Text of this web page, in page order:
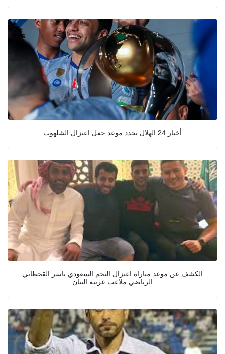
أخبار 24 الهلال يحدد موعد حفل اعتزال الشلهوب
الكشف عن موعد مباراة اعتزال النجم السعودي ياسر القحطاني
الرياضي ملاعب عربية البيان